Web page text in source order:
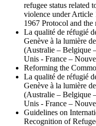
refugee status related
violence under
1967 Protocol and
La qualité de réfugié
Genève à la lumière
(Australie – Belgique
Unis - France –
Reforming the
La qualité de réfugié
Genève à la lumière
(Australie – Belgique
Unis - France –
Guidelines on
Recognition of